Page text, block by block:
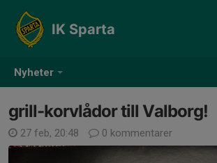
Nyheter
IK Sparta
grill-korvlådor till Valborg!
27 feb, 20:48 0 kommentarer